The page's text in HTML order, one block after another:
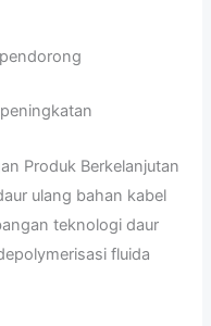
Produk Berkelanjutan
ulang bahan kabel
teknologi daur
fluida